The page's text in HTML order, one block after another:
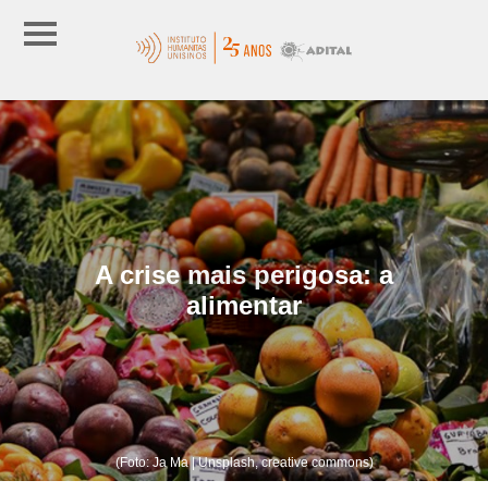
A crise mais perigosa: a
alimentar
(Foto: Ja Ma | Unsplash, creative commons)